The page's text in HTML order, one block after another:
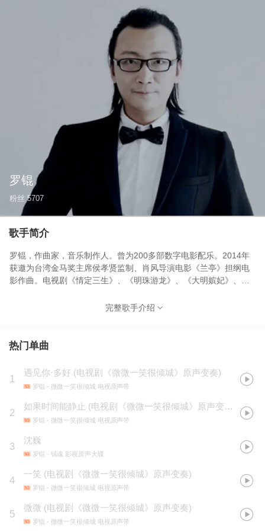
罗锟
粉丝 5707
歌手简介
罗锟，作曲家，音乐制作人。曾为200多部数字电影配乐。2014年
获邀为台湾金马奖主席侯孝贤监制、肖风导演电影《兰亭》担纲电
影作曲。电视剧《情定三生》、《明珠游龙》、《大明嫔妃》、
女郎》、《微微一笑很倾城》音乐制作人。艺人金池、 By2、王
国宣传片音乐制作人。
完整歌手介绍
热门单曲
1
遇见你·多好 (电视剧《微微一笑很倾城》原声变奏)
罗锟 - 微微一笑很倾城 电视原声带
2
如果时间能静止 (电视剧《微微一笑很倾城》原声变奏
罗锟 - 微微一笑很倾城 电视原声带
3
沈巍
罗锟 - 镇魂 影视原声大碟
4
一笑 (电视剧《微微一笑很倾城》原声变奏)
罗锟 - 微微一笑很倾城 电视原声带
5
微微 (电视剧《微微一笑很倾城》原声变奏)
罗锟 - 微微一笑很倾城 电视原声带